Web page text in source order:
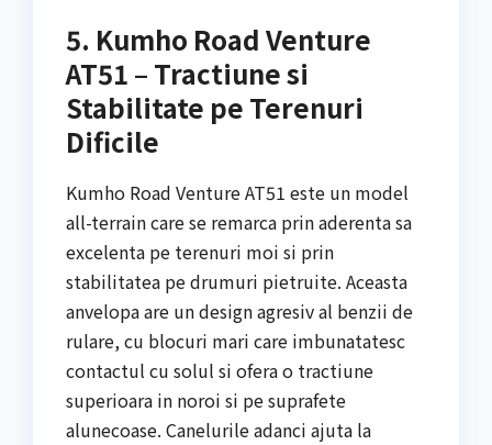
5. Kumho Road Venture
AT51 – Tractiune si
Stabilitate pe Terenuri
Dificile
Kumho Road Venture AT51 este un model
all-terrain care se remarca prin aderenta sa
excelenta pe terenuri moi si prin
stabilitatea pe drumuri pietruite. Aceasta
anvelopa are un design agresiv al benzii de
rulare, cu blocuri mari care imbunatatesc
contactul cu solul si ofera o tractiune
superioara in noroi si pe suprafete
alunecoase. Canelurile adanci ajuta la